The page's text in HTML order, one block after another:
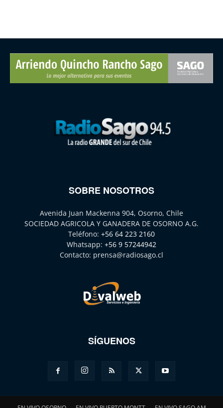
SOBRE NOSOTROS
Avenida Juan Mackenna 904, Osorno, Chile
SOCIEDAD AGRICOLA Y GANADERA DE OSORNO A.G.
Teléfono: +56 64 223 2160
Whatsapp: +56 9 57244942
Contacto: prensa@radiosago.cl
SÍGUENOS